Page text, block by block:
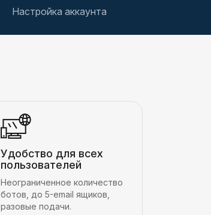
Настройка аккаунта
Удобство для всех
пользователей
Неограниченное количество
ботов, до 5-email ящиков,
разовые подачи.